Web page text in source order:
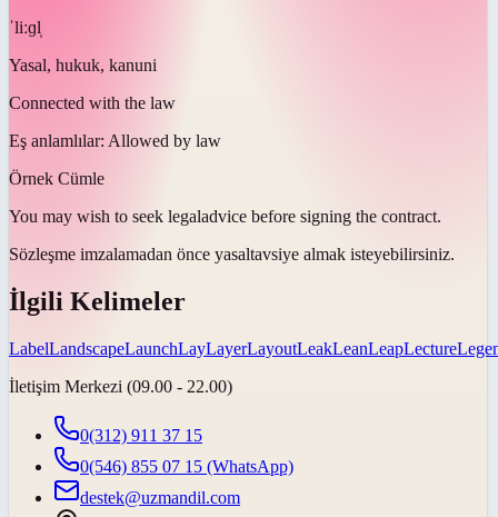
ˈliːɡl̩
Yasal, hukuk, kanuni
Connected with the law
Eş anlamlılar: Allowed by law
Örnek Cümle
You may wish to seek legaladvice before signing the contract.
Sözleşme imzalamadan önce yasaltavsiye almak isteyebilirsiniz.
İlgili Kelimeler
LabelLandscapeLaunchLayLayerLayoutLeakLeanLeapLecture
İletişim Merkezi (09.00 - 22.00)
0(312) 911 37 15
0(546) 855 07 15 (WhatsApp)
destek@uzmandil.com